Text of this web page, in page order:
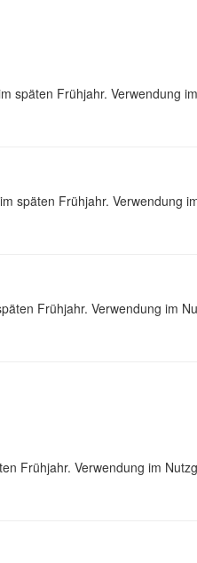
späten Frühjahr. Verwendung
späten Frühjahr. Verwendung
Frühjahr. Verwendung im
Frühjahr. Verwendung im